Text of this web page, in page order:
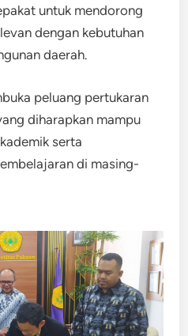
untuk mendorong
dengan kebutuhan
daerah.
peluang pertukaran
diharapkan mampu
serta
di masing-